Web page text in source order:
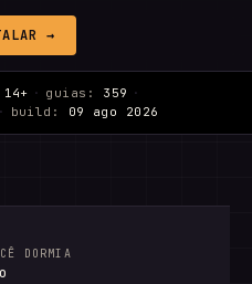
→
14+ · guias: 359 ·
· build: 09 ago 2026
DORMIA